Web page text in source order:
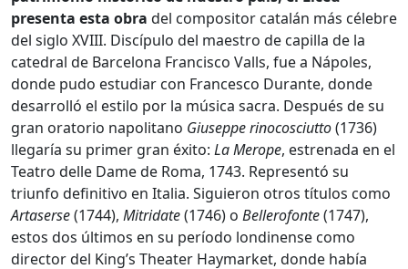
presenta esta obra del compositor catalán más célebre
del siglo XVIII. Discípulo del maestro de capilla de la
catedral de Barcelona Francisco Valls, fue a Nápoles,
donde pudo estudiar con Francesco Durante, donde
desarrolló el estilo por la música sacra. Después de su
gran oratorio napolitano Giuseppe rinocosciutto(1736)
llegaría su primer gran éxito: La Merope, estrenada en el
Teatro delle Dame de Roma, 1743. Representó su
triunfo definitivo en Italia. Siguieron otros títulos como
Artaserse(1744), Mitridate(1746) o Bellerofonte(1747),
estos dos últimos en su período londinense como
director del King’s Theater Haymarket, donde había